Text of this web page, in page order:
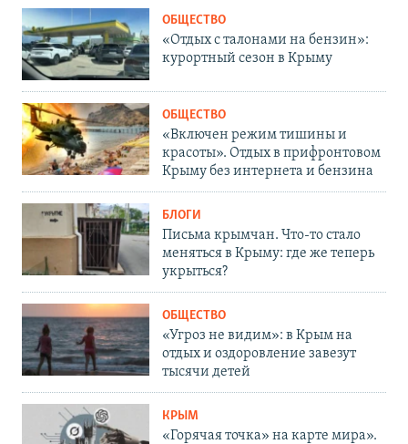
ОБЩЕСТВО
«Отдых с талонами на бензин»:
курортный сезон в Крыму
ОБЩЕСТВО
«Включен режим тишины и
красоты». Отдых в прифронтовом
Крыму без интернета и бензина
БЛОГИ
Письма крымчан. Что-то стало
меняться в Крыму: где же теперь
укрыться?
ОБЩЕСТВО
«Угроз не видим»: в Крым на
отдых и оздоровление завезут
тысячи детей
КРЫМ
«Горячая точка» на карте мира».